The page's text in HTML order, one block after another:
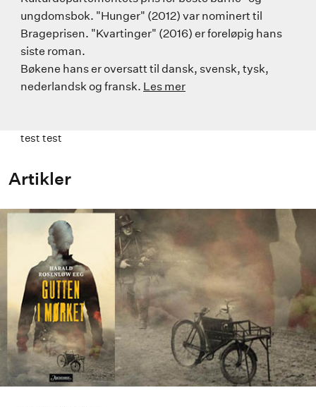
ungdomsbok. "Hunger" (2012) var nominert til
Brageprisen. "Kvartinger" (2016) er foreløpig hans
siste roman.
Bøkene hans er oversatt til dansk, svensk, tysk,
nederlandsk og fransk. Les mer
test test
Artikler